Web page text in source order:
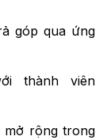
góp qua ứng
thành viên
mở rộng trong